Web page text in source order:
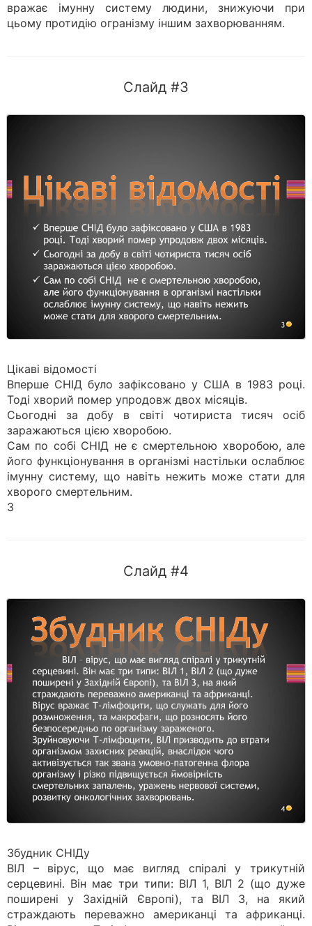
вражає імунну систему людини, знижуючи при
цьому протидію огранізму іншим захворюванням.
Слайд #3
Цікаві відомості
Вперше СНІД було зафіксовано у США в 1983 році.
Тоді хворий помер упродовж двох місяців.
Сьогодні за добу в світі чотириста тисяч осіб
заражаються цією хворобою.
Сам по собі СНІД не є смертельною хворобою, але
його функціонування в організмі настільки ослаблює
імунну систему, що навіть нежить може стати для
хворого смертельним.
3
Слайд #4
Збудник СНІДу
ВІЛ – вірус, що має вигляд спіралі у трикутній
серцевині. Він має три типи: ВІЛ 1, ВІЛ 2 (що дуже
поширені у Західній Європі), та ВІЛ 3, на який
страждають переважно американці та африканці.